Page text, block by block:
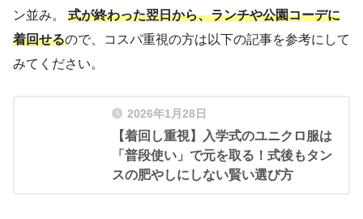
ン並み。 式が終わった翌日から、ランチや公園コーデに
着回せるので、コスパ重視の方は以下の記事を参考にして
みてください。
2026年1月28日
【着回し重視】入学式のユニクロ服は
「普段使い」で元を取る！式後もタン
スの肥やしにしない賢い選び方